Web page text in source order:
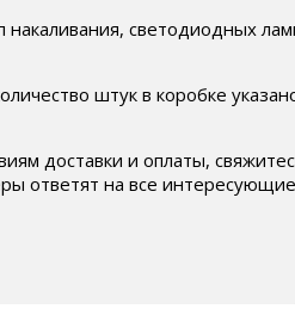
светодиодных
штук в коробке
доставки и оплаты,
ответят на все